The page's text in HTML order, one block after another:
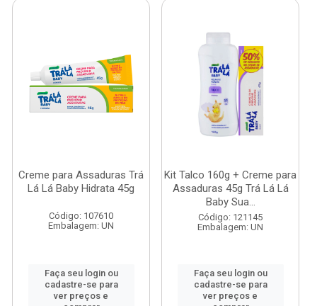
Creme para Assaduras Trá
Lá Lá Baby Hidrata 45g
Código: 107610
Embalagem: UN
Faça seu login ou
cadastre-se para
ver preços e
Kit Talco 160g + Creme para
Assaduras 45g Trá Lá Lá
Baby Sua...
Código: 121145
Embalagem: UN
Faça seu login ou
cadastre-se para
ver preços e